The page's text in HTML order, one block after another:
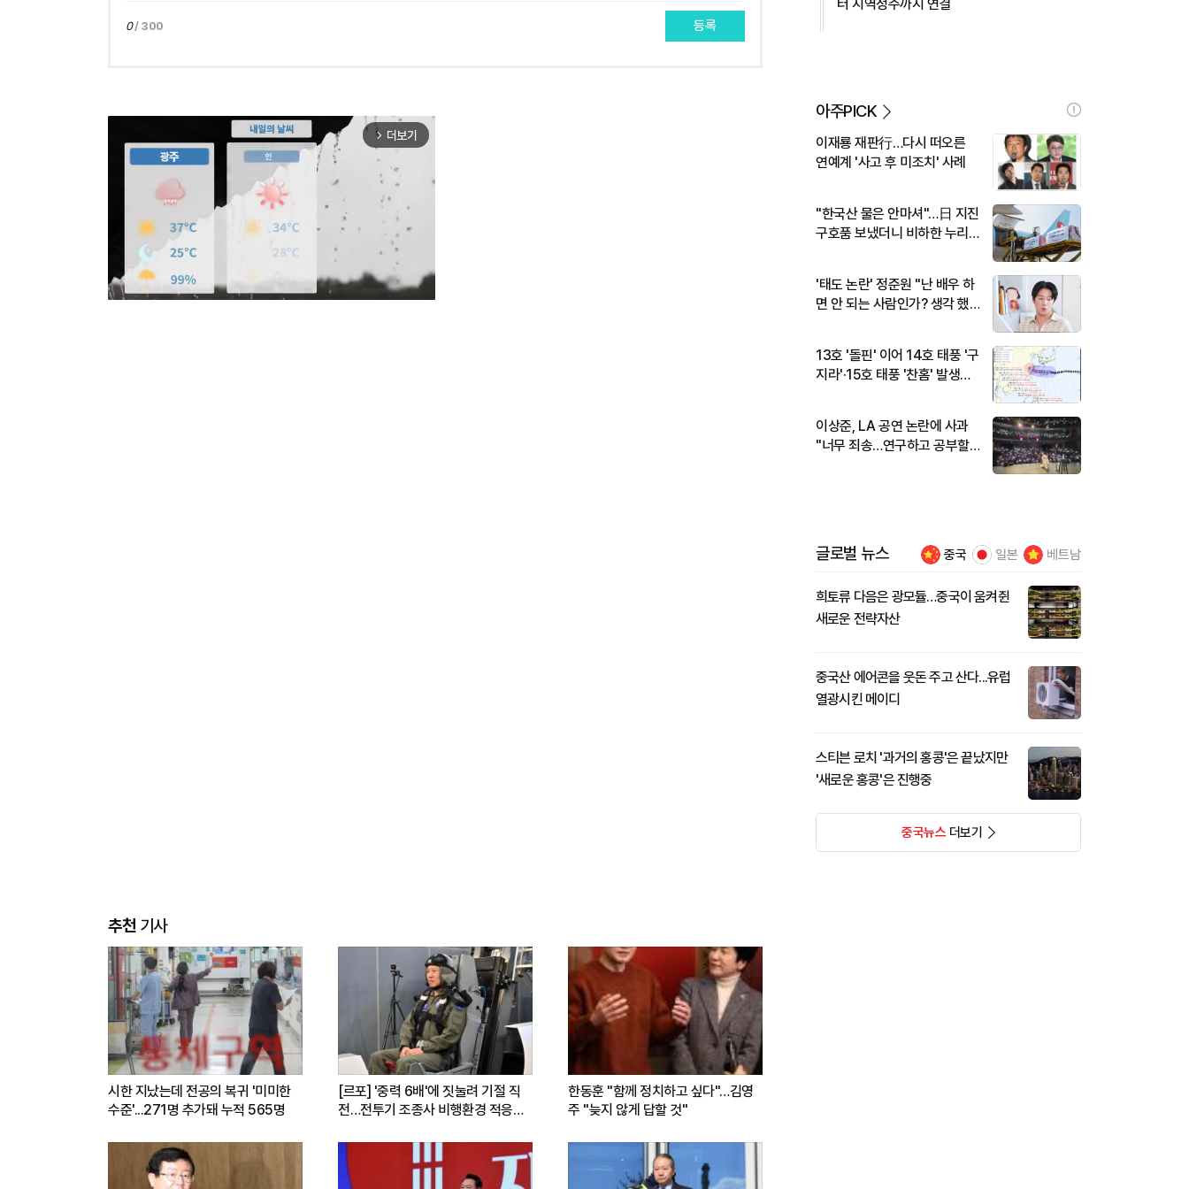
0/ 300 등록
arrow_forward_ios 더보기
추천기사
시한 지났는데 전공의 복귀 '미미한
수준'...271명 추가돼 누적 565명
[르포] '중력 6배'에 짓눌려 기절 직
전…전투기 조종사 비행환경 적응훈
한동훈 "함께 정치하고 싶다"…김영
주 "늦지 않게 답할 것"
터 지역정주까지 연결
아주PICK
이재룡 재판行…다시 떠오른
연예계 '사고 후 미조치' 사례
"한국산 물은 안마셔"…日 지진
구호품 보냈더니 비하한 누리
'태도 논란' 정준원 "난 배우 하
면 안 되는 사람인가? 생각 했
13호 '돌핀' 이어 14호 태풍 '구
지라'·15호 태풍 '찬홈' 발생…
이상준, LA 공연 논란에 사과
"너무 죄송…연구하고 공부할
글로벌 뉴스 중국 일본 베트남
희토류 다음은 광모듈…중국이 움켜쥔
새로운 전략자산
중국산 에어콘을 웃돈 주고 산다...유럽
열광시킨 메이디
스티븐 로치 '과거의 홍콩'은 끝났지만
'새로운 홍콩'은 진행중
중국뉴스더보기